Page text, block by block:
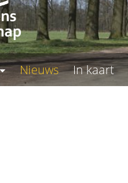
Nieuws In kaart